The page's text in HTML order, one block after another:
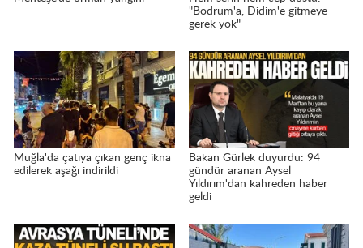
"Bodrum'a, Didim'e gitmeye
gerek yok"
Muğla'da çatıya çıkan genç ikna
edilerek aşağı indirildi
Bakan Gürlek duyurdu: 94
gündür aranan Aysel
Yıldırım'dan kahreden haber
geldi